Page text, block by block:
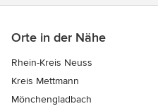
Orte in der Nähe
Rhein-Kreis Neuss
Kreis Mettmann
Mönchengladbach